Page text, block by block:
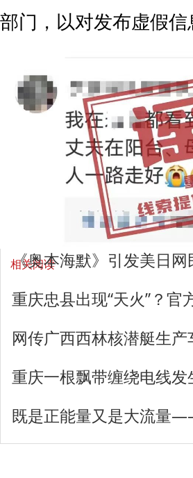
部门，以对发布虚假
相关阅读
《奥本海默》引发美日网
重庆忠县出现“天火”？官
网传广西西林核潜艇生
重庆一根飘带缠绕电线
既是正能量又是大流量